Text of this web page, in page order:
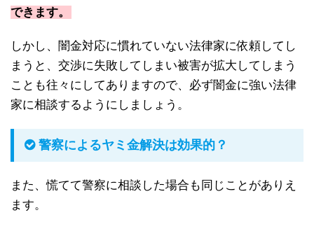
できます。
しかし、闇金対応に慣れていない法律家に依頼してし
まうと、交渉に失敗してしまい被害が拡大してしまう
ことも往々にしてありますので、必ず闇金に強い法律
家に相談するようにしましょう。
警察によるヤミ金解決は効果的？
また、慌てて警察に相談した場合も同じことがありえ
ます。